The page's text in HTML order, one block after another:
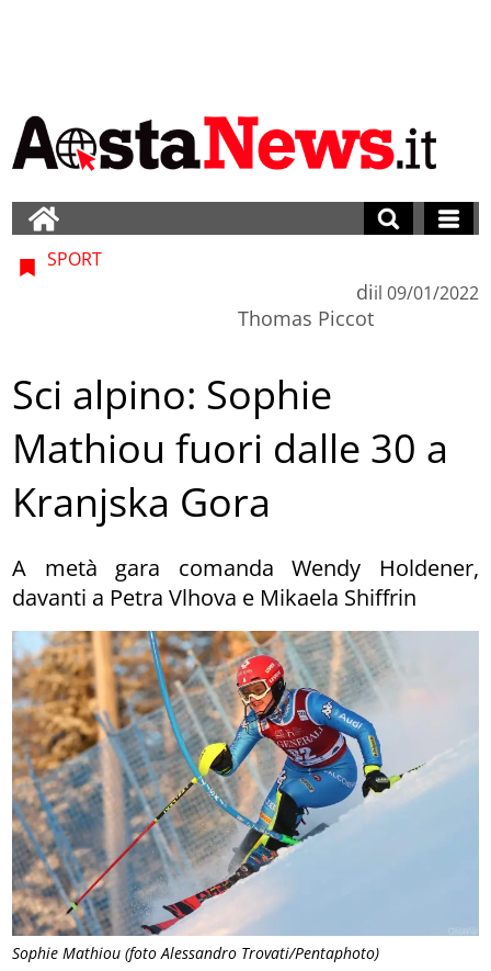
Sophie Mathiou (foto Alessandro Trovati/Pentaphoto)
SPORT
di
Thomas Piccot
il 09/01/2022
Sci alpino: Sophie
Mathiou fuori dalle 30 a
Kranjska Gora
A metà gara comanda Wendy Holdener,
davanti a Petra Vlhova e Mikaela Shiffrin